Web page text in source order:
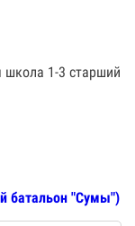
школа 1-3 старший
батальон "Сумы")